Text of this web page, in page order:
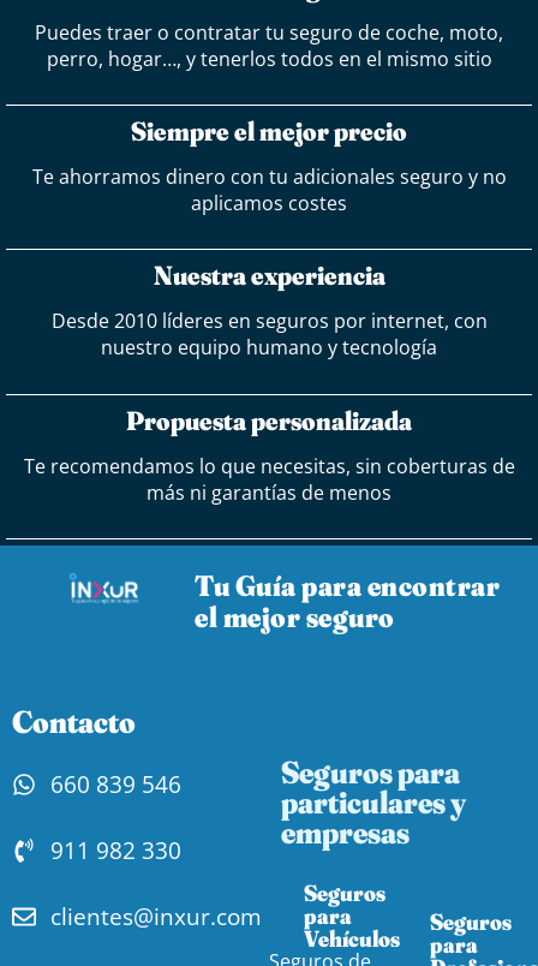
Puedes traer o contratar tu seguro de coche, moto,
perro, hogar…, y tenerlos todos en el mismo sitio
Siempre el mejor precio
Te ahorramos dinero con tu adicionales seguro y no
aplicamos costes
Nuestra experiencia
Desde 2010 líderes en seguros por internet, con
nuestro equipo humano y tecnología
Propuesta personalizada
Te recomendamos lo que necesitas, sin coberturas de
más ni garantías de menos
Tu Guía para encontrar
el mejor seguro
Contacto
660 839 546
911 982 330
clientes@inxur.com
Seguros para
particulares y
empresas
Seguros
para
Vehículos​
Seguros
para